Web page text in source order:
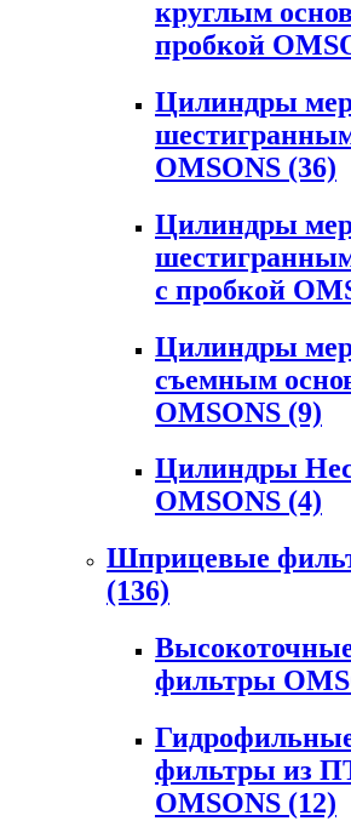
круглым
пробкой
Цилиндры
OMSONS (36)
Цилиндры
с пробкой
Цилиндры
съемным
OMSONS (9)
Цилиндры
OMSONS (4)
Шприцевые
(136)
фильтры
фильтры из
OMSONS (12)